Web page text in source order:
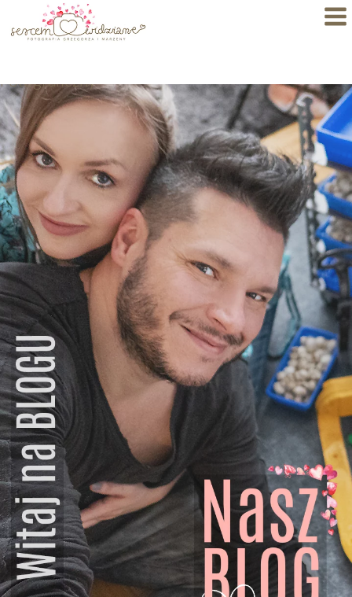
Dlaczego My?
Specjalizacje
Portfolio
BLOG
FAQ
Autorskie Projekty
Oferty
KONTAKT
Fotograficzny